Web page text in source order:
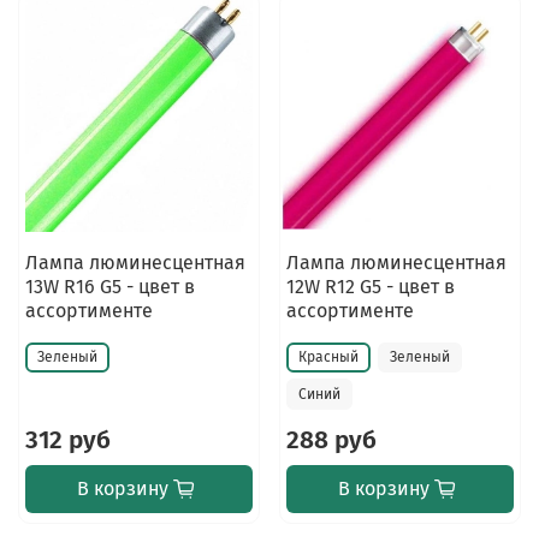
Лампа люминесцентная
13W R16 G5 - цвет в
ассортименте
Зеленый
312 руб
В корзину
Лампа люминесцентная
12W R12 G5 - цвет в
ассортименте
Красный Зеленый
Синий
288 руб
В корзину